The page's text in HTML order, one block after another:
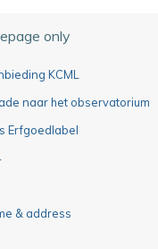
only
KCML
naar het observatorium
Erfgoedlabel
& address